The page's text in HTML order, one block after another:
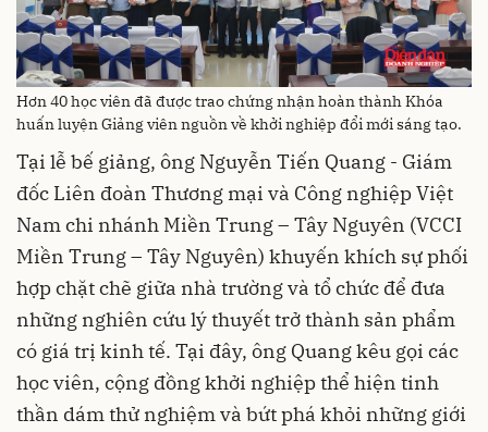
Hơn 40 học viên đã được trao chứng nhận hoàn thành Khóa
huấn luyện Giảng viên nguồn về khởi nghiệp đổi mới sáng tạo.
Tại lễ bế giảng, ông Nguyễn Tiến Quang - Giám
đốc Liên đoàn Thương mại và Công nghiệp Việt
Nam chi nhánh Miền Trung – Tây Nguyên (VCCI
Miền Trung – Tây Nguyên) khuyến khích sự phối
hợp chặt chẽ giữa nhà trường và tổ chức để đưa
những nghiên cứu lý thuyết trở thành sản phẩm
có giá trị kinh tế. Tại đây, ông Quang kêu gọi các
học viên, cộng đồng khởi nghiệp thể hiện tinh
thần dám thử nghiệm và bứt phá khỏi những giới